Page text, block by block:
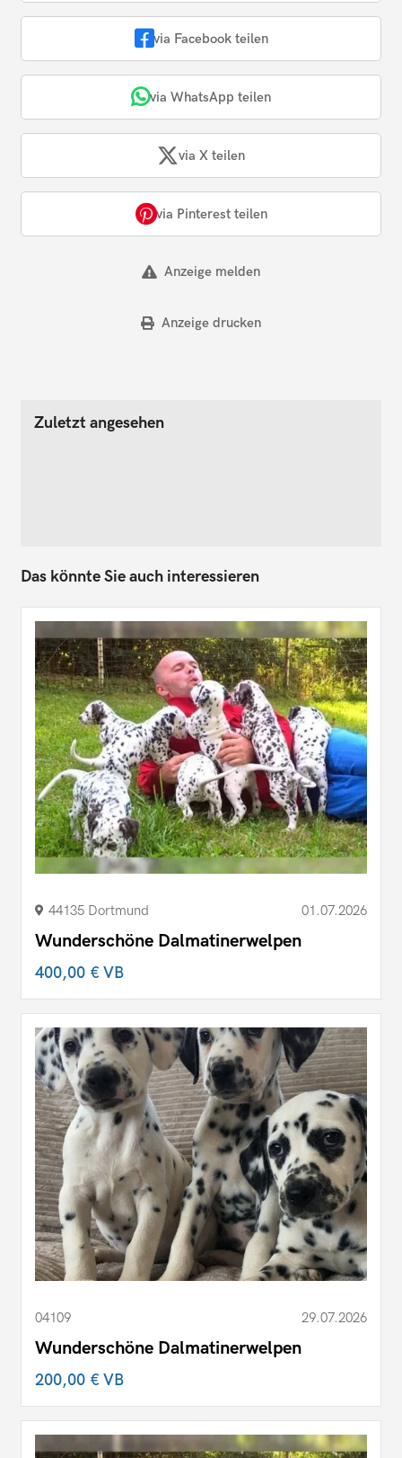
via Facebook teilen
via WhatsApp teilen
via X teilen
via Pinterest teilen
Anzeige melden
Anzeige drucken
Zuletzt angesehen
Das könnte Sie auch interessieren
44135 Dortmund 01.07.2026
Wunderschöne Dalmatinerwelpen
400,00 €VB
04109 29.07.2026
Wunderschöne Dalmatinerwelpen
200,00 €VB